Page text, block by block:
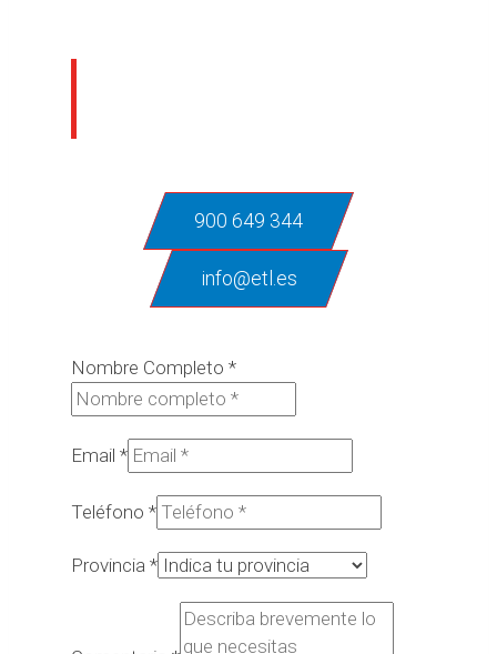
900 649 344
info@etl.es
Nombre Completo *
Email *
Teléfono *
Provincia *